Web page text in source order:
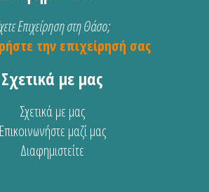
Επιχείρηση στη Θάσο;
την επιχείρησή σας
Σχετικά με μας
Σχετικά με μας
Επικοινωνήστε μαζί μας
Διαφημιστείτε